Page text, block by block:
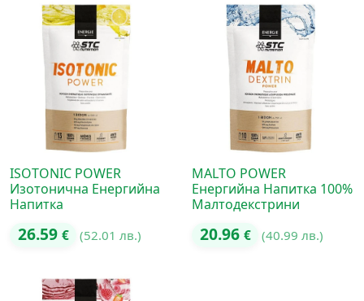
ISOTONIC POWER
Изотонична Енергийна
Напитка
26.59 € (52.01 лв.)
MALTO POWER
Енергийна Напитка 100%
Малтодекстрини
20.96 € (40.99 лв.)